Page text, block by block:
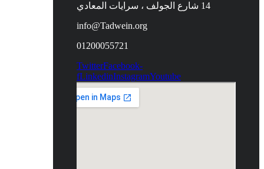
14 شارع الجولف ، سرايات المعادي
info@Tadwein.org
01200055721
TwitterFacebook-
fLinkedinInstagramYoutube